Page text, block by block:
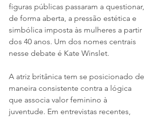
figuras públicas passaram a questionar,
de forma aberta, a pressão estética e
simbólica imposta às mulheres a partir
dos 40 anos. Um dos nomes centrais
nesse debate é Kate Winslet.
A atriz britânica tem se posicionado de
maneira consistente contra a lógica
que associa valor feminino à
juventude. Em entrevistas recentes,